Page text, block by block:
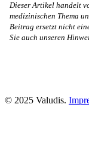
Dieser Artikel handelt
medizinischen Thema
Beitrag ersetzt nicht
Sie auch unseren
© 2025 Valudis.